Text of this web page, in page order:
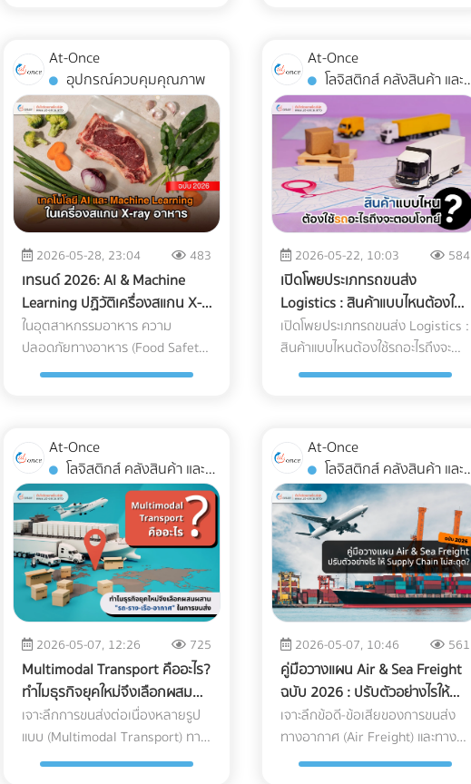
และระบุความเร็วอินเทอร์เน็ตอย่าง
ชัดเจน พร้อมปุ่ม Call-to-Action ที่
กระตุ้นให้เกิดการจองตรง (Direct
Booking) ทันที 2. จัดแพ็กเกจ
"Ready to Work" เพื่ออัปราคา
(Upselling) แทนที่จะลดราคาห้อง
พักเพื่อแข่งกับอพาร์ตเมนต์ ให้คุณ
เพิ่มมูลค่า (Value-added) เข้าไปใน
ห้องพัก เช่น เพิ่มหน้าจอ Monitor
27 นิ้ว และเก้าอี้เพื่อสุขภาพ
(Ergonomic Chair) การลงทุนซื้อ
อุปกรณ์เหล่านี้เพียงหลักพัน
สามารถนำมาตั้งเป็นแพ็กเกจ "Pro
Nomad" ที่ชาร์จราคาเพิ่มได้เดือนละ
หลายพันบาท แถมยังเป็นสเปกที่
ดึงดูดใจชาว Remote Worker ขั้น
เลิกหว่านโฆษณากว้างๆ แล้วหันมา
ใช้กลยุทธ์ยิงแอด (Digital Ads) เจาะ
กลุ่มคนต่างชาติที่ทำงานออนไลน์
เช่น ค้นหาผู้ที่สนใจ "Work from
Thailand", "Digital Nomad Visa
Thailand" หรือทำ Retargeting ไป
ยังกลุ่มที่เคยเข้ามาดูเว็บไซต์ของ
คุณแต่ยังไม่ตัดสินใจจอง อย่าปล่อย
ให้โอกาสหลุดลอยไป... ให้ At-once
ช่วยคุณหาทีมที่ใช่! การปรับเปลี่ยน
โครงสร้างราคา สร้าง Landing
Page ที่มี Conversion Rate สูง และ
การยิงโฆษณาเจาะตลาดต่างชาติ
ต้องอาศัยความเชี่ยวชาญเฉพาะ
ทาง หากทีม In-house ของโรงแรม
คุณมีงานล้นมืออยู่แล้ว การใช้
ใบกำกับภาษี (ขายของเถื่อน/ขายตัด
ราคา) 4. ค่าใช้จ่ายเบ็ดเตล็ดและค่า
รับรองพุ่งสูงปรี๊ด การยัด "รายจ่าย
ส่วนตัว" เข้ามาเป็น "ค่าใช้จ่าย
บริษัท" เป็นเรื่องที่ AI จับทางได้ง่าย
มาก หากหมวดหมู่ค่ารับรอง ค่าเดิน
ทาง หรือค่าใช้จ่ายเบ็ดเตล็ด มี
สัดส่วนที่สูงผิดปกติเมื่อเทียบกับ
รายได้รวมของบริษัท
(Benchmarking) เตรียมตัวรับ
จดหมายเชิญพบเจ้าหน้าที่ได้เลย 5.
ทำธุรกรรมคริปโตฯ หรือ Digital
Assets โดยไม่ลงบัญชี การรับชำระ
ค่าสินค้าจากคู่ค้าต่างประเทศด้วย
Cryptocurrency แล้วไม่แปลงค่า
เงินมาบันทึกเป็นรายได้ หรือโอนเข้า
กระดานเทรด (Exchange) เพื่อตรวจ
สอบร่องรอย (Blockchain
Tracing) ได้อย่างแม่นยำ อย่ารอให้
จดหมายประเมินภาษีย้อนหลังส่งมา
ถึงบริษัท! การป้องกันที่ดีที่สุดคือ
การวางโครงสร้างระบบบัญชีที่
โปร่งใสและถูกต้องตามกฎหมาย
หากคุณต้องการเปลี่ยนผู้ทำบัญชี
หรือกำลังมองหาสำนักงานบัญชีที่
เชี่ยวชาญ โดยเฉพาะการวางแผน
ภาษีองค์กรยุคใหม่... เข้ามาเลือก
เปรียบเทียบผู้เชี่ยวชาญตัวจริงได้ที่
At-once เพื่อหมดห่วงเรื่องภาษี
แล้วโฟกัสกับการเติบโตของธุรกิจได้
หา "ทางรอด" เชิงวิศวกรรมที่จะช่วย
ให้โรงงานของคุณรักษ์โลกได้ โดยที่
อาหารแช่แข็งยังคงคุณภาพสมบูรณ์
100% ทำไมบรรจุภัณฑ์รักษ์โลกทั่วไป
ถึงสอบตกใน "ห้องเย็น"? หน้าที่
หลักของบรรจุภัณฑ์อาหารแช่แข็งคือ
การทนต่ออุณหภูมิติดลบ (ตั้งแต่
-18°C ไปจนถึง -40°C) และต้องเป็น
"เกราะป้องกัน (Barrier)" ไม่ให้
ความชื้นระเหยออกจากอาหารจน
เกิดสภาวะ Freezer Burn (เนื้อสัตว์
หรืออาหารแห้งกระด้างและเสีย
รสชาติ) พลาสติกแบบดั้งเดิมที่
โรงงานนิยมใช้ (เช่น ไนลอนประกบ
PE) มีความเหนียว ทนความเย็น และ
กันรอยเจาะทะลุจากความแหลมคม
เปลี่ยนไปใช้พลาสติกชีวภาพที่ย่อย
สลายได้ (เช่น PLA) วัสดุเหล่านี้มักจะ
เปราะบาง ทนความเย็นจัดไม่ได้ ถุงจะ
กรอบและแตกหักง่ายมากเมื่อเจอ
อุณหภูมิติดลบ แถมยังมีอัตราการ
ซึมผ่านของไอน้ำ (WVTR) สูง ทำให้
อาหารสูญเสียน้ำหนักและคุณภาพ
อย่างรวดเร็ว 3 กลยุทธ์รักษาสมดุล:
รักษ์โลกได้ โดย Shelf Life อาหารแช่
แข็งไม่พัง หากโรงงานของคุณ
ต้องการเดินหน้าเรื่อง Eco-
packaging ในอุตสาหกรรมอาหาร
แช่แข็ง นี่คือทางออกที่แบรนด์ชั้นนำ
ระดับโลกกำลังปรับใช้: 1. เปลี่ยน
ผ่านสู่ Mono-material PE
(พลาสติกชนิดเดียวที่เกิดมาเพื่อ
พลาด 1. การสำแดง "พิกัดศุลกากร
(HS Code)" ผิดพลาด HS Code
(Harmonized System Code) คือ
รหัสตัวเลขสากลที่ใช้แยกประเภท
สินค้าทั่วโลก ซึ่งรหัสนี้จะเป็นตัว
กำหนดอัตราภาษีนำเข้า-ส่งออกที่
ธุรกิจต้องจ่าย การตีความ HS
Code ไม่ใช่เรื่องตรงไปตรงมา สินค้า
หนึ่งชิ้นอาจเข้าข่ายพิกัดได้หลาย
หมวดหมู่ขึ้นอยู่กับวัสดุหรือการใช้
งาน (เช่น ชิ้นส่วนพลาสติกทั่วไป vs.
ชิ้นส่วนพลาสติกสำหรับเครื่องมือ
แพทย์) หากระบุพิกัดผิด (สำแดงภาษี
ต่ำกว่าความเป็นจริง): แม้จะเกิดจาก
ความไม่รู้ แต่ในมุมของศุลกากรจะถือ
เป็นการ "หลีกเลี่ยงภาษี" ธุรกิจอาจ
หลังพร้อมค่าปรับที่สูงกว่ามูลค่า
สินค้าหลายเท่าตัว ซึ่งศุลกากรมี
สิทธิ์ตรวจสอบย้อนหลังได้สูงสุดถึง
10 ปี หากระบุพิกัดผิด (สำแดงภาษี
สูงเกินจริง): ธุรกิจจะต้องจ่ายภาษี
แพงกว่าที่ควรจะเป็น ทำให้ต้นทุน
สินค้าสูงขึ้นและสูญเสียความ
สามารถในการแข่งขันในตลาดโดย
เปล่าประโยชน์ 2. พลาดสิทธิ
ประโยชน์ทางภาษีเพราะเอกสาร C/O
ไม่สมบูรณ์ การนำเข้าหรือส่งออกไป
ยังประเทศที่มีข้อตกลงเขตการค้า
เสรี (FTA) เช่น จีน ญี่ปุ่น หรือ
อาเซียน ธุรกิจสามารถใช้
Certificate of Origin (C/O) หรือ
หนังสือรับรองถิ่นกำเนิดสินค้า เพื่อ
วัตถุดิบที่ปราบเซียนที่สุดชนิดหนึ่ง
เนื่องจากความเปราะบางและไวต่อ
สภาพแวดล้อม สำหรับโรงงานผู้
ผลิต การนำเข้ามัทฉะเกรดพรีเมียม
จากประเทศญี่ปุ่นมายังประเทศไทย
ไม่ใช่แค่การขนส่งผงชาใส่ตู้
คอนเทนเนอร์แล้วจบไป เพราะหาก
ขาดการบริหารจัดการซัพพลายเชน
ที่ถูกต้อง สิ่งที่ส่งมาถึงหน้าโรงงาน
อาจกลายเป็นเพียง "ผงชาสีหม่น" ที่
สูญเสียทั้งเอกลักษณ์และมูลค่า
กุญแจสำคัญที่อยู่เบื้องหลังการคง
สภาพความสดใหม่ สีเขียวสว่าง และ
กลิ่นอูมามิของมัทฉะไว้ได้อย่าง
สมบูรณ์แบบ คือระบบขนส่งที่เรียก
ต้องการการดูแลระดับพิเศษ? ก่อนจะ
เข้าใจความสำคัญของการขนส่ง
ต้องเข้าใจธรรมชาติของผงมัทฉะ
ก่อน มัทฉะคือการนำใบชาทั้งใบไปบด
ละเอียดด้วยโม่หินจนเป็นผงขนาด
ไมครอน ทำให้ตัวผงชามีพื้นที่ผิว
สัมผัสกับอากาศมาก ศัตรูตัวร้ายที่
ทำลายคุณภาพของมัทฉะมีอยู่ 3
ประการหลัก: ความร้อน (Heat):
อุณหภูมิที่สูงเกินไปจะเร่ง
กระบวนการสลายตัวของคลอโร
ฟิลล์ (Chlorophyll) ทำให้สีเขียว
สว่างสดใส (Vibrant Green) กลาย
เป็นสีเหลืองอมน้ำตาล (Yellowish-
brown) ออกซิเจน (Oxygen): ทำให้
เกิดปฏิกิริยาออกซิเดชัน
มือในการบริหารจัดการภาษีที่มี
ประสิทธิภาพในปี 2026 หลาย
องค์กรอาจยังไม่ทราบว่า ค่าใช้จ่าย
ในการเช่ารถบัส หรือ เช่ารถทัวร์
สามารถนำไปเป็นรายจ่ายเพื่อหัก
ภาษีบริษัทได้ หากมีการวางแผน
อย่างถูกต้องตามข้อกำหนดของ
กรมสรรพากร เงื่อนไขการนำค่าใช้
จ่าย Outing & CSR ไปหักภาษีบริษัท
การจะตอบคำถามว่า "เช่ารถบัสจัด
สัมมนา หักภาษีได้ไหม?" ต้อง
พิจารณาเงื่อนไขหลัก ดังนี้: ต้องมี
วัตถุประสงค์เพื่อการพัฒนา
บุคลากร: กิจกรรมต้องมีกำหนดการ
(Itinerary) ชัดเจน เช่น มีการอบรม
ที่พนักงานทุกคนเข้าถึงได้: ต้อง
เป็นการจัดเลี้ยงหรือสวัสดิการที่ให้
สิทธิพนักงานทุกคนอย่างเท่าเทียม
ไม่เลือกปฏิบัติเฉพาะกลุ่ม มีหลักฐาน
การจ่ายเงินที่ถูกต้อง: ต้องมีใบ
กำกับภาษี/ใบเสร็จรับเงินที่ระบุชื่อ
บริษัทของคุณอย่างครบถ้วน 3
เทคนิคเช่ารถทัวร์เหมาคันให้
"ประหยัดงบ" และถูกต้องตาม
กฎหมาย การประเมินจำนวนคนและ
ประเภทรถ (Capacity Planning):
เลือกรถให้พอดีกับจำนวนคน เช่น
พนักงาน 20 คน ควรเลือกมินิบัส
แทนรถบัสขนาด 40 ที่นั่ง เพื่อลดค่า
ใช้จ่ายส่วนเกิน การคำนวณเส้นทาง
และจุดแวะพัก: วางแผนเส้นทางให้
At-Once
อุปกรณ์ควบคุมคุณภาพ
2026-05-28, 23:04 483
เทรนด์ 2026: AI & Machine
Learning ปฏิวัติเครื่องสแกน X-
ray อุตสาหกรรมอาหาร
ในอุตสาหกรรมอาหาร ความ
ปลอดภัยทางอาหาร (Food Safety)
คือหัวใจสูงสุด การหลุดรอดของเศษ
สร้างความเสียหายมหาศาล แม้
โรงงานส่วนใหญ่จะใช้ เครื่อง X-ray
อาหาร อยู่แล้ว แต่ปัญหาที่มักพบคือ
การคัดทิ้งผิดพลาด (False Reject)
ซึ่งทำให้สูญเสียอาหาร (Food
Waste) และเสียต้นทุน ในปี 2026 AI
ตรวจสอบคุณภาพ และ Machine
Learning โรงงาน ได้เข้ามาปฏิวัติ
ยุคใหม่ที่แม่นยำกว่าเดิมเพื่อแก้
ปัญหา False Reject อย่างจริงจัง
ซึ่งถือเป็นมาตรฐานใหม่ที่โรงงาน
อาหารในไทยต้องเริ่มปรับตัวตาม
แนวทางสากลนี้ Machine
Learning เปลี่ยนการทำงานของ
At-Once
การจัดส่ง
2026-05-22, 10:03 584
เปิดโพยประเภทรถขนส่ง
Logistics : สินค้าแบบไหนต้องใช้
รถอะไรถึงจะตอบโจทย์?
เปิดโพยประเภทรถขนส่ง Logistics :
สินค้าแบบไหนต้องใช้รถอะไรถึงจะ
ตอบโจทย์? ในโลกของการทำธุรกิจ
แฝง" และ "ความปลอดภัยของ
สินค้า" หลายครั้งที่ฝ่ายจัดซื้อหรือผู้
ประกอบการเลือกจ้างรถขนส่งขนาด
ใหญ่เกินความจำเป็นเพราะเผื่อเหลือ
เผื่อขาด จนทำให้ค่าใช้จ่ายบานปลาย
หรือบางครั้งเลือกใช้รถผิดประเภท
จนสินค้าเสียหายระหว่างทาง (เช่น
โดนฝนสาด หรืออุณหภูมิเปลี่ยน)
ประเภทรถขนส่ง Logistics เพื่อให้
คุณจับคู่สินค้ากับยานพาหนะได้
อย่างถูกต้อง คุ้มค่า และตอบโจทย์
ธุรกิจมากที่สุด ทำไมฝ่ายจัดซื้อต้อง
ซีเรียสเรื่อง "ประเภทรถขนส่ง"? การ
ตัดสินใจเลือกรถขนส่งมีผลโดยตรง
At-Once
การจัดส่ง
2026-05-07, 12:26 725
Multimodal Transport คืออะไร?
ทำไมธุรกิจยุคใหม่จึงเลือกผสม
ผสาน "รถ-ราง-เรือ-อากาศ" ใน
การขนส่ง
เจาะลึกการขนส่งต่อเนื่องหลายรูป
แบบ (Multimodal Transport) ทาง
รอดของธุรกิจ B2B ยุคใหม่ พร้อม
At-Once
การจัดส่ง
2026-05-07, 10:46 561
คู่มือวางแผน Air & Sea Freight
ฉบับ 2026 : ปรับตัวอย่างไรให้
ซัพพลายเชนไม่สะดุด?
เจาะลึกข้อดี-ข้อเสียของการขนส่ง
ทางอากาศ (Air Freight) และทาง
เรือ (Sea Freight) พร้อมวิธี